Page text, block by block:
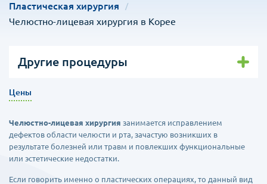
Пластическая хирургия
Челюстно-лицевая хирургия в Корее
Другие процедуры
Цены
Челюстно-лицевая хирургия занимается исправлением
дефектов области челюсти и рта, зачастую возникших в
результате болезней или травм и повлекших функциональные
или эстетические недостатки.
Если говорить именно о пластических операциях, то данный вид